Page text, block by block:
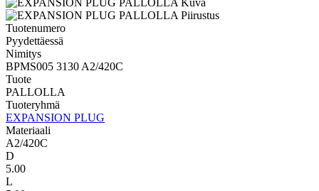
quantity
Tuotenumero
Pyydettäessä
Nimitys
BPMS005 3130 A2/420C
Tuote
PALLOLLA
Tuoteryhmä
EXPANSION PLUG
Materiaali
A2/420C
D
5.00
L